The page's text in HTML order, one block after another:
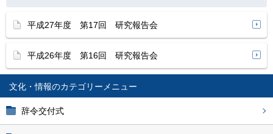
文化・情報
辞令交付式
平成27年度 第17回 研究報告会
平成26年度 第16回 研究報告会